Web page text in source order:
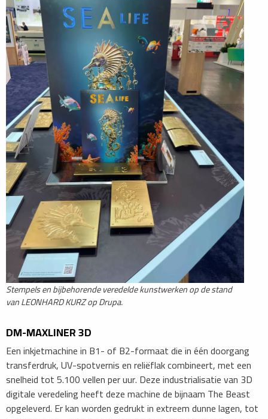
Stempels en bijbehorende veredelde kunstwerken op de stand
van LEONHARD KURZ op Drupa.
DM-MAXLINER 3D
Een inkjetmachine in B1- of B2-formaat die in één doorgang
transferdruk, UV-spotvernis en reliëflak combineert, met een
snelheid tot 5.100 vellen per uur. Deze industrialisatie van 3D
digitale veredeling heeft deze machine de bijnaam The Beast
opgeleverd. Er kan worden gedrukt in extreem dunne lagen, tot